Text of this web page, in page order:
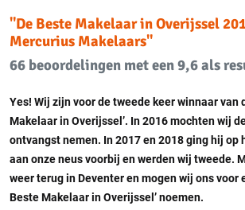
"De Beste Makelaar in Overijssel
Mercurius Makelaars"
66 beoordelingen met een 9,6 als
Yes! Wij zijn voor de tweede keer winnaar van
Makelaar in Overijssel’. In 2016 mochten wij
ontvangst nemen. In 2017 en 2018 ging hij
aan onze neus voorbij en werden wij tweede.
weer terug in Deventer en mogen wij ons voor
Beste Makelaar in Overijssel’ noemen.